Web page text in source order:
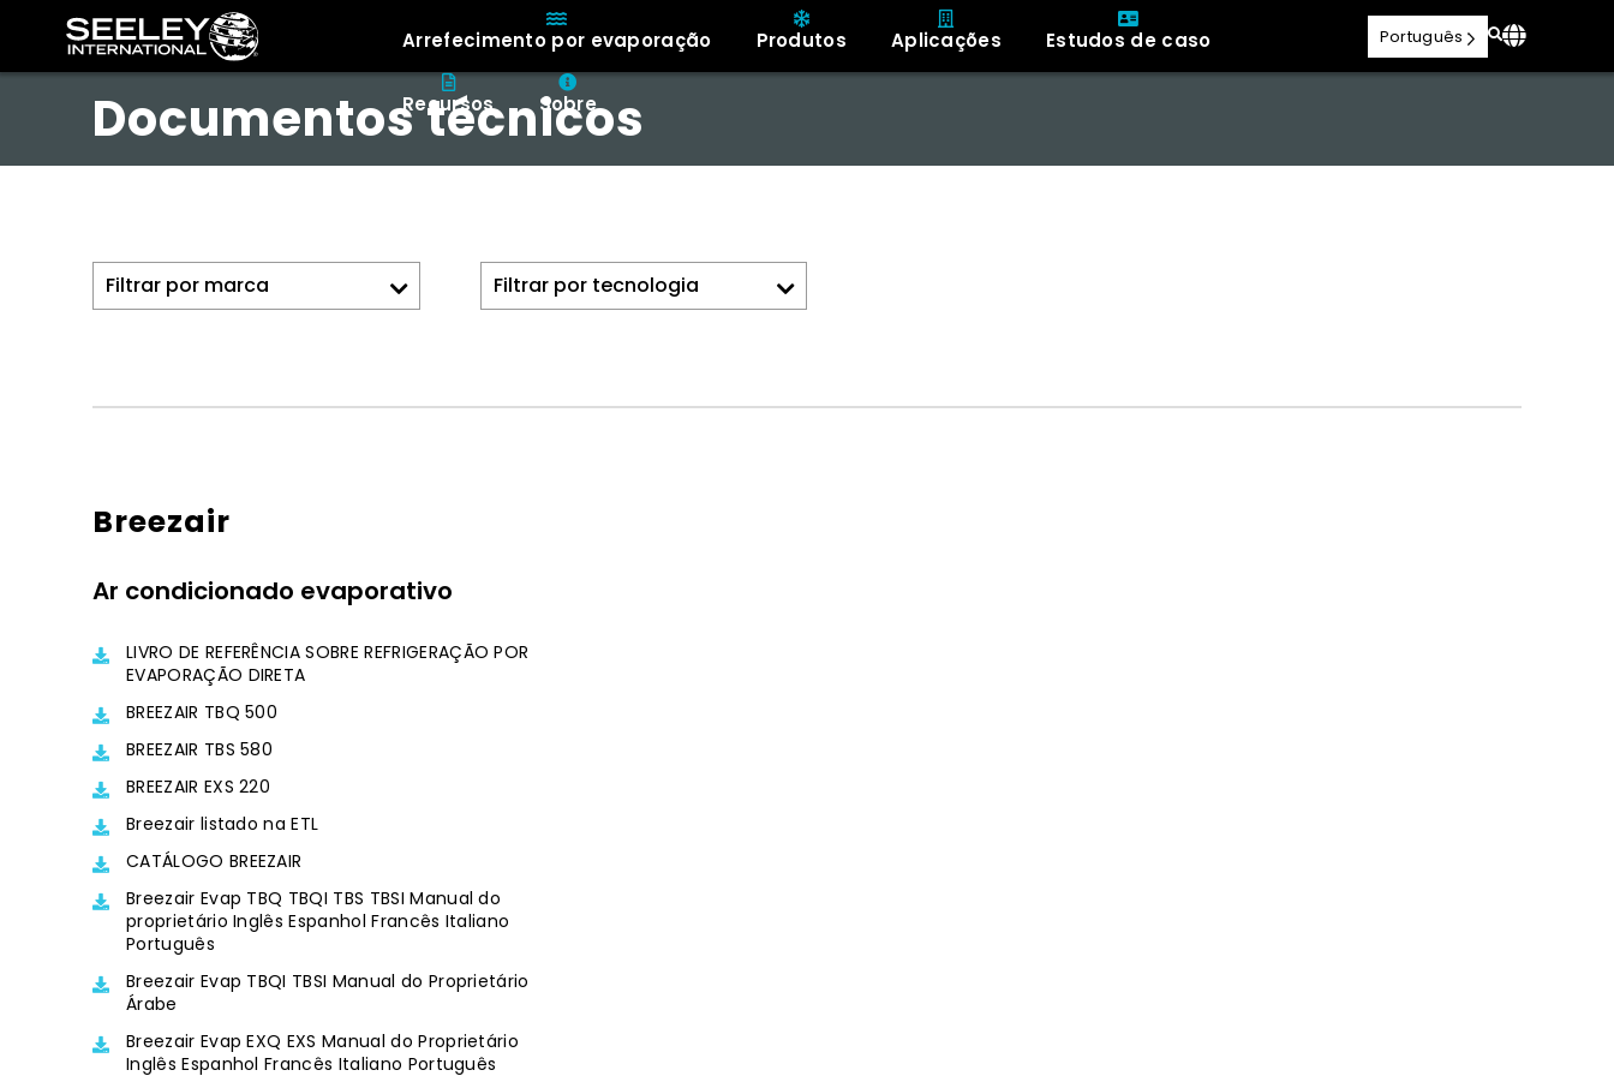
Arrefecimento por evaporação Produtos Aplicações Estudos de caso
Recursos Sobre
Português
Documentos técnicos
Breezair
Ar condicionado evaporativo
LIVRO DE REFERÊNCIA SOBRE REFRIGERAÇÃO POR
EVAPORAÇÃO DIRETA
BREEZAIR TBQ 500
BREEZAIR TBS 580
BREEZAIR EXS 220
Breezair listado na ETL
CATÁLOGO BREEZAIR
Breezair Evap TBQ TBQI TBS TBSI Manual do
proprietário Inglês Espanhol Francês Italiano
Português
Breezair Evap TBQI TBSI Manual do Proprietário
Árabe
Breezair Evap EXQ EXS Manual do Proprietário
Inglês Espanhol Francês Italiano Português